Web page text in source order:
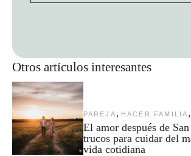
Otros artículos interesantes
PAREJA , HACER FAMILIA ,
El amor después de
trucos para cuidar del
vida cotidiana